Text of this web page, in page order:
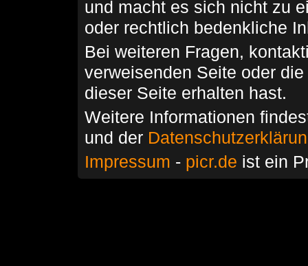
und macht es sich nicht zu
oder rechtlich bedenkliche
Bei weiteren Fragen,
verweisenden Seite oder
dieser Seite erhalten hast.
Weitere Informationen
und der
Impressum - picr.de ist ein